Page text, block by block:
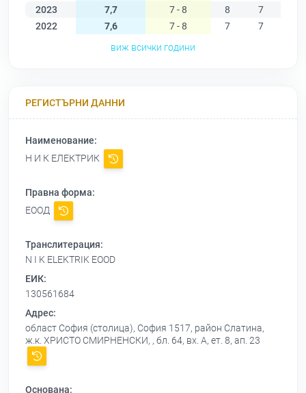
2023
7,7 7 - 8 8 7
2022
7,6 7 - 8 7 7
виж всички години
РЕГИСТЪРНИ ДАННИ
Наименование:
Н И К ЕЛЕКТРИК
Правна форма:
ЕООД
Транслитерация:
N I K ELEKTRIK EOOD
ЕИК:
130561684
Адрес:
област София (столица), София 1517, район Слатина,
ж.к. ХРИСТО СМИРНЕНСКИ, , бл. 64, вх. А, ет. 8, ап. 23
Основана: